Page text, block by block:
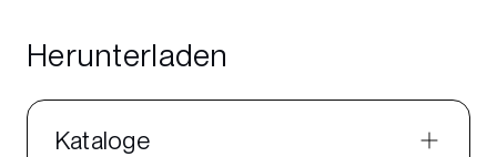
Herunterladen
Kataloge